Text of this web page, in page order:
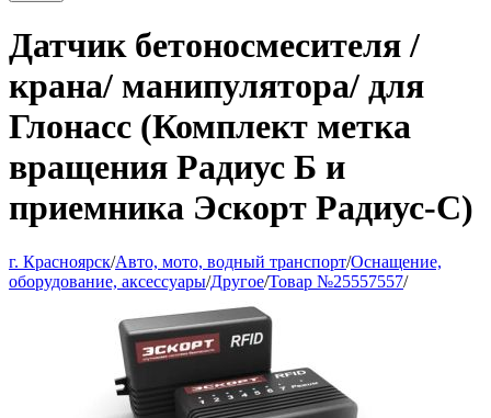
Датчик бетоносмесителя /
крана/ манипулятора/ для
Глонасс (Комплект метка
вращения Радиус Б и
приемника Эскорт Радиус-С)
г. Красноярск/Авто, мото, водный транспорт/Оснащение,
оборудование, аксессуары/Другое/Товар №25557557/